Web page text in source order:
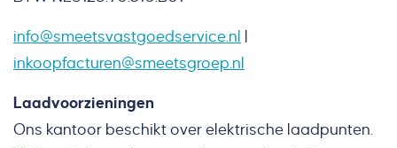
info@smeetsvastgoedservice.nl
inkoopfacturen@smeetsgroep.nl
Laadvoorzieningen
Ons kantoor beschikt over elektrische laadpunten.